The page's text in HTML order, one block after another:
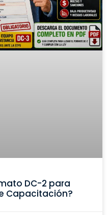
DC-2 para
Capacitación?